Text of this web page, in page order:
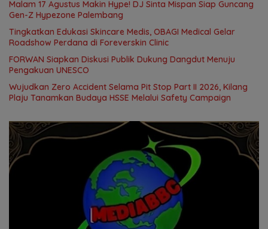
Malam 17 Agustus Makin Hype! DJ Sinta Mispan Siap Guncang
Gen-Z Hypezone Palembang
Tingkatkan Edukasi Skincare Medis, OBAGI Medical Gelar
Roadshow Perdana di Foreverskin Clinic
FORWAN Siapkan Diskusi Publik Dukung Dangdut Menuju
Pengakuan UNESCO
Wujudkan Zero Accident Selama Pit Stop Part II 2026, Kilang
Plaju Tanamkan Budaya HSSE Melalui Safety Campaign